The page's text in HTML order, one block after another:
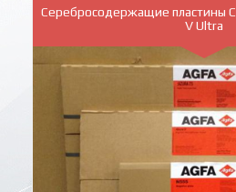
Серебросодержащие пластины
V Ultra